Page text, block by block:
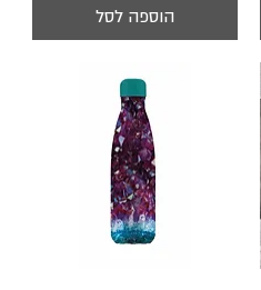
הוספה לסל